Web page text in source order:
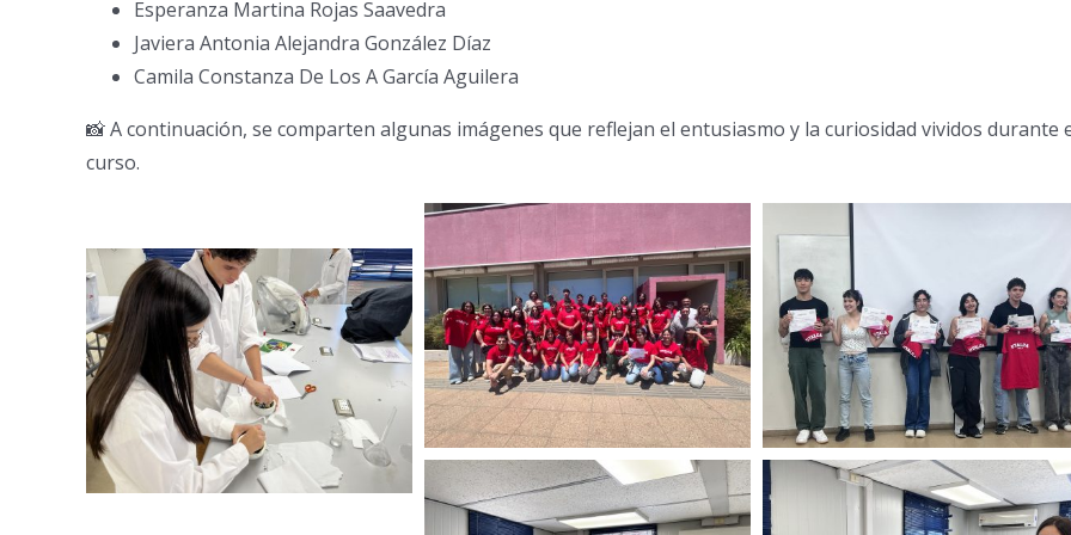
Esperanza Martina Rojas Saavedra
Javiera Antonia Alejandra González Díaz
Camila Constanza De Los A García Aguilera
📸 A continuación, se comparten algunas imágenes que reflejan el entusiasmo y la curiosidad vividos durante
curso.